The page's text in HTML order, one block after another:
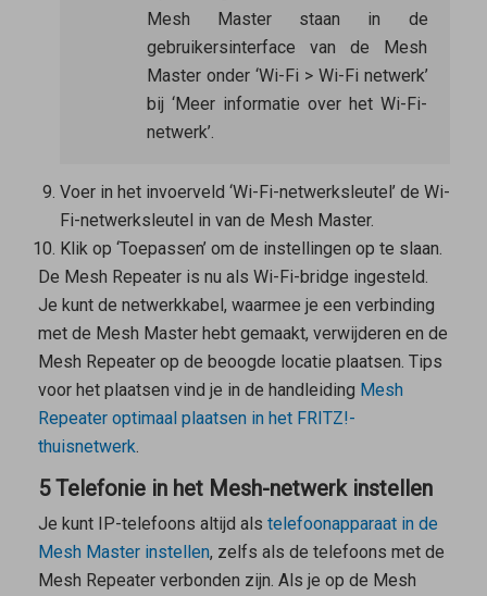
Mesh Masterstaan in de
gebruikersinterface van de Mesh
Master onder ‘Wi-Fi > Wi-Fi netwerk’
bij ‘Meer informatie over het Wi-Fi-
netwerk’.
Voer in het invoerveld ‘Wi-Fi-netwerksleutel’ de Wi-
Fi-netwerksleutel in van de Mesh Master.
Klik op ‘Toepassen’ om de instellingen op te slaan.
De Mesh Repeateris nu als Wi-Fi-bridge ingesteld.
Je kunt de netwerkkabel, waarmee je een verbinding
met de Mesh Masterhebt gemaakt, verwijderen en de
Mesh Repeaterop de beoogde locatie plaatsen. Tips
voor het plaatsen vind je in de handleiding Mesh
Repeateroptimaal plaatsen in het FRITZ!-
thuisnetwerk.
5 Telefonie in het Mesh-netwerk instellen
Je kunt IP-telefoons altijd als telefoonapparaat in de
Mesh Masterinstellen, zelfs als de telefoons met de
Mesh Repeaterverbonden zijn. Als je op de Mesh